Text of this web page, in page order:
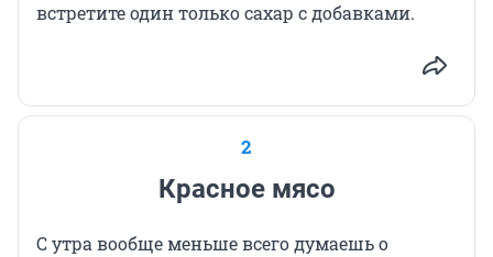
встретите один только сахар с добавками.
2
Красное мясо
С утра вообще меньше всего думаешь о